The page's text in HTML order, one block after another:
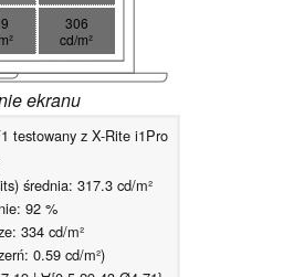
306
cd/m²
ekranu
testowany z X-Rite i1Pro
średnia: 317.3 cd/m²
92 %
334 cd/m²
0.59 cd/m²)